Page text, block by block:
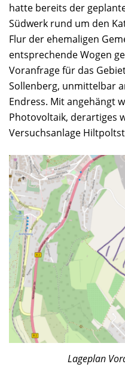
hatte bereits der
Südwerk rund um den
Flur der ehemaligen
entsprechende Wogen
Voranfrage für das
Sollenberg, unmittelbar
Endress. Mit angehängt
Photovoltaik, derartiges
Versuchsanlage
Lageplan